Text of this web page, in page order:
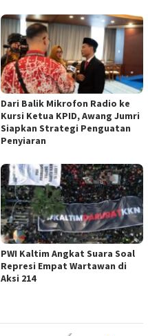
Dari Balik Mikrofon Radio ke
Kursi Ketua KPID, Awang Jumri
Siapkan Strategi Penguatan
Penyiaran
PWI Kaltim Angkat Suara Soal
Represi Empat Wartawan di
Aksi 214